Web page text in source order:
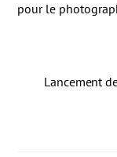
pour le
Lancement